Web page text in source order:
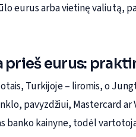
eurus arba vietinę valiutą,
prieš eurus:
Turkijoje – liromis, o
pavyzdžiui, Mastercard
banko kainyne, todėl